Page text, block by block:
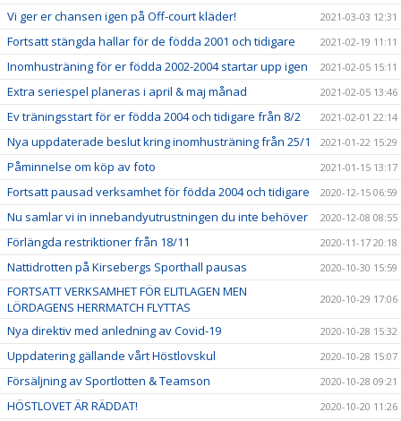
Vi ger er chansen igen på Off-court kläder! 2021-03-03 12:31
Fortsatt stängda hallar för de födda 2001 och tidigare 2021-02-19 11:11
Inomhusträning för er födda 2002-2004 startar upp igen 2021-02-05 15:11
Extra seriespel planeras i april & maj månad 2021-02-05 13:46
Ev träningsstart för er födda 2004 och tidigare från 8/2 2021-02-01 22:14
Nya uppdaterade beslut kring inomhusträning från 25/1 2021-01-22 15:29
Påminnelse om köp av foto 2021-01-15 13:17
Fortsatt pausad verksamhet för födda 2004 och tidigare 2020-12-15 06:59
Nu samlar vi in innebandyutrustningen du inte behöver 2020-12-08 08:55
Förlängda restriktioner från 18/11 2020-11-17 20:18
Nattidrotten på Kirsebergs Sporthall pausas 2020-10-30 15:59
FORTSATT VERKSAMHET FÖR ELITLAGEN MEN
LÖRDAGENS HERRMATCH FLYTTAS
2020-10-29 17:06
Nya direktiv med anledning av Covid-19 2020-10-28 15:32
Uppdatering gällande vårt Höstlovskul 2020-10-28 15:07
Försäljning av Sportlotten & Teamson 2020-10-28 09:21
HÖSTLOVET ÄR RÄDDAT! 2020-10-20 11:26